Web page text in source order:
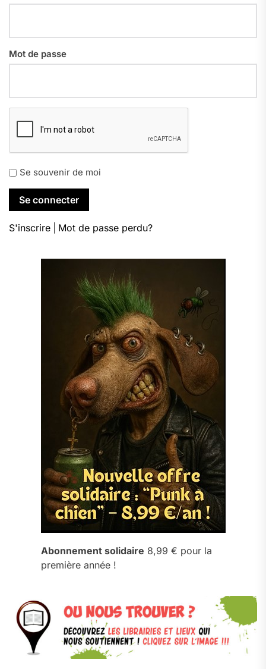
Mot de passe
Se souvenir de moi
S'inscrire Mot de passe perdu?
Abonnement solidaire 8,99 € pour la
première année !